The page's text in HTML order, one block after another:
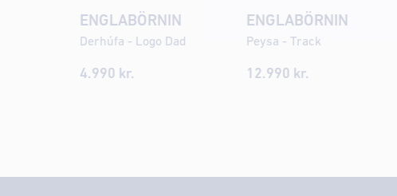
ENGLABÖRNIN
Derhúfa - Logo Dad
4.990 kr.
ENGLABÖRNIN
Peysa - Track
12.990 kr.